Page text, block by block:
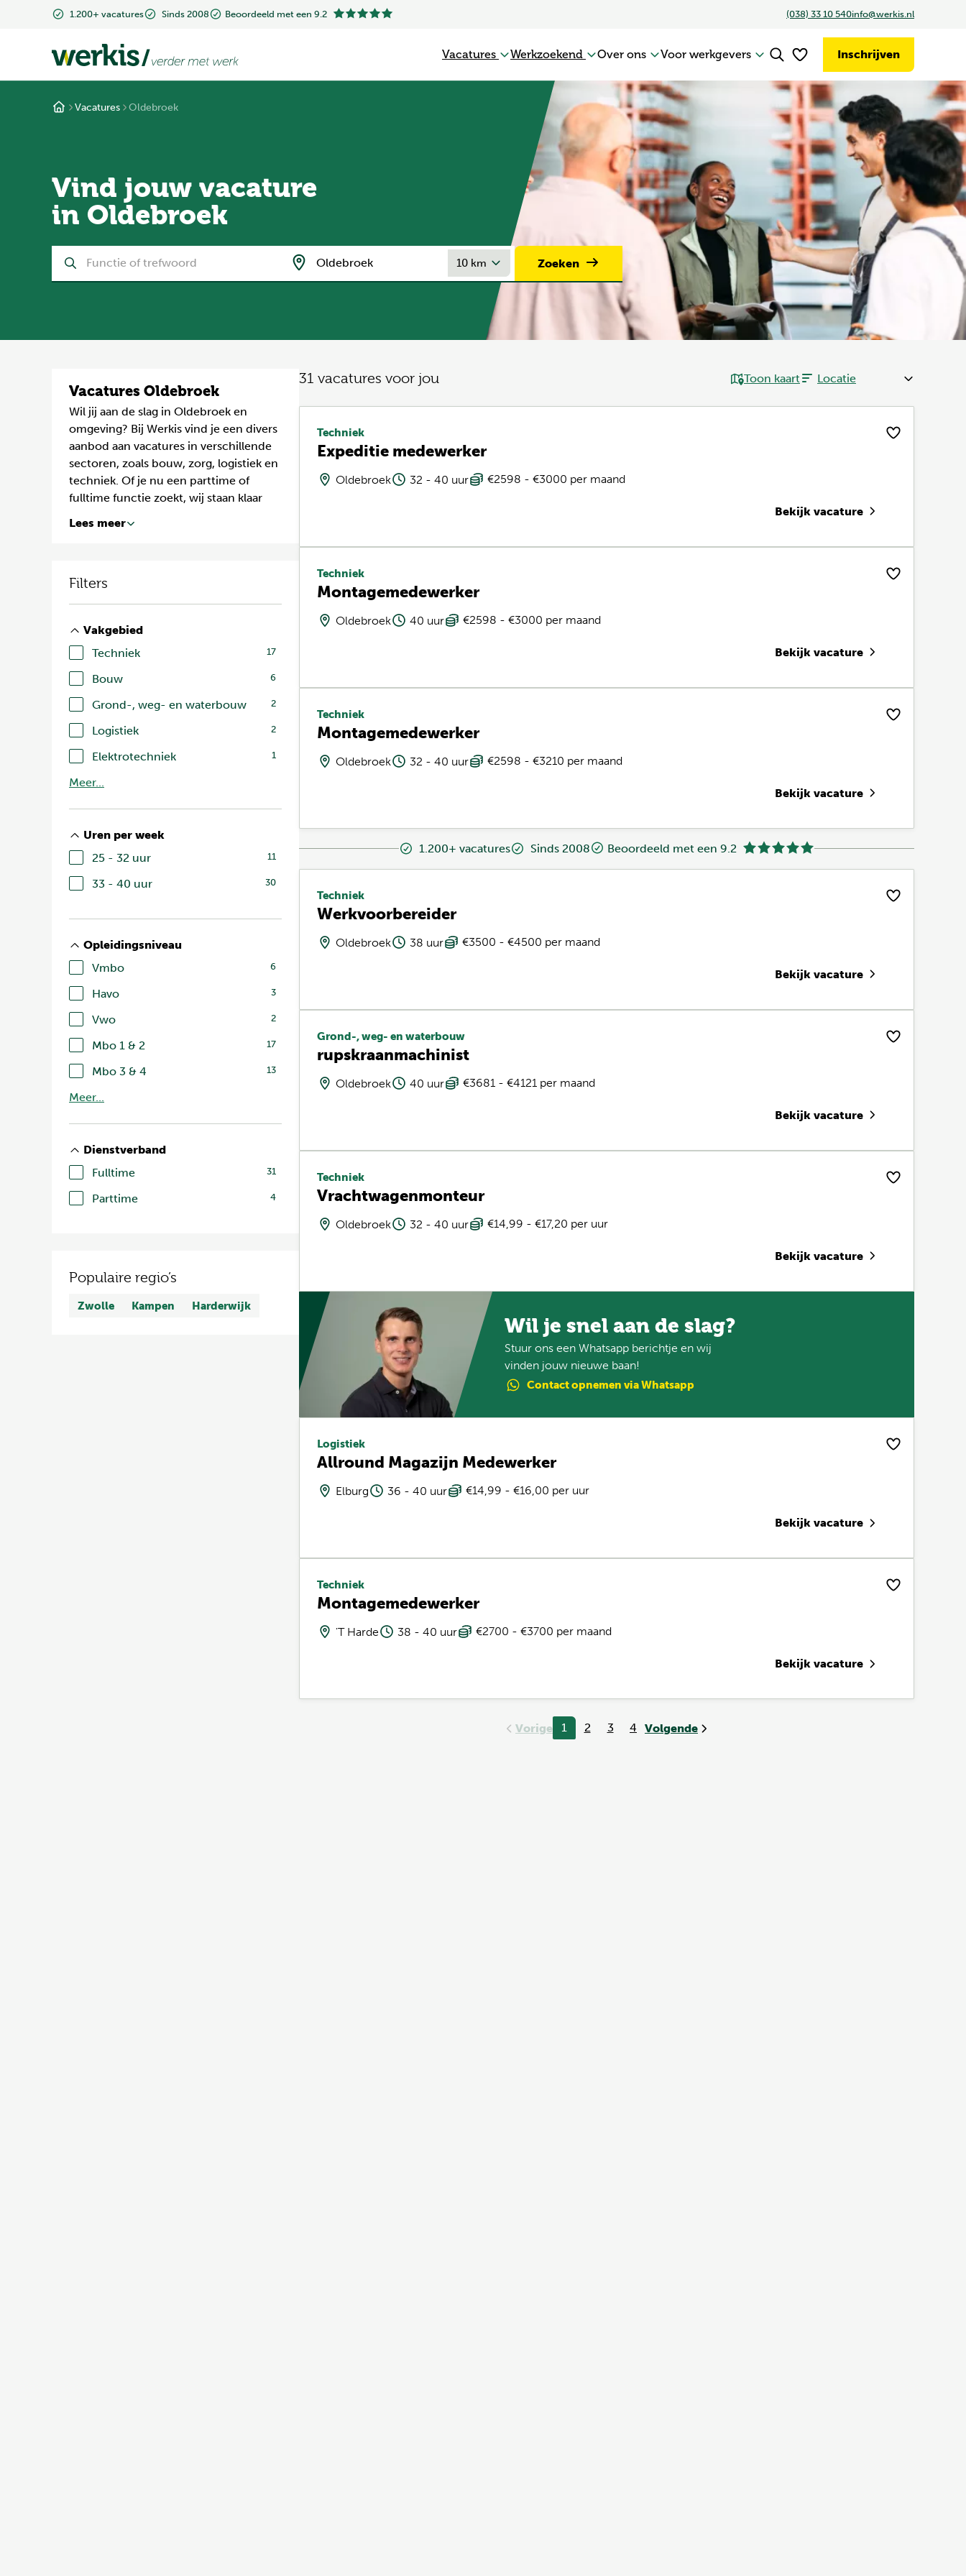
1.200+ vacatures Sinds 2008 Beoordeeld met een 9.2 (038) 33 10 540info@werkis.nl
Vacatures Werkzoekend Over ons Voor werkgevers Inschrijven
Vacatures Oldebroek
Vind jouw vacature
in Oldebroek
Zoeken
Vacatures Oldebroek
Wil jij aan de slag in Oldebroek en
omgeving? Bij Werkis vind je een divers
aanbod aan vacatures in verschillende
sectoren, zoals bouw, zorg, logistiek en
techniek. Of je nu een parttime of
fulltime functie zoekt, wij staan klaar
volgende stap in jouw carrière!
Lees meer
Filters
Vakgebied
Techniek
17
Bouw 6
Grond-, weg- en waterbouw 2
Logistiek 2
Elektrotechniek 1
Meer...
Uren per week
25 - 32 uur
11
33 - 40 uur 30
Opleidingsniveau
Vmbo
6
Havo 3
Vwo 2
Mbo 1 & 2 17
Mbo 3 & 4 13
Meer...
Dienstverband
Fulltime
31
Parttime 4
Populaire regio’s
Zwolle Kampen Harderwijk
31 vacatures voor jou Toon kaart
Techniek
Expeditie medewerker
Oldebroek 32 - 40 uur €2598 - €3000 per maand
Bekijk vacature
Techniek
Montagemedewerker
Oldebroek 40 uur €2598 - €3000 per maand
Bekijk vacature
Techniek
Montagemedewerker
Oldebroek 32 - 40 uur €2598 - €3210 per maand
Bekijk vacature
1.200+ vacatures Sinds 2008 Beoordeeld met een 9.2
Techniek
Werkvoorbereider
Oldebroek 38 uur €3500 - €4500 per maand
Bekijk vacature
Grond-, weg- en waterbouw
rupskraanmachinist
Oldebroek 40 uur €3681 - €4121 per maand
Bekijk vacature
Techniek
Vrachtwagenmonteur
Oldebroek 32 - 40 uur €14,99 - €17,20 per uur
Bekijk vacature
Wil je snel aan de slag?
Stuur ons een Whatsapp berichtje en wij
vinden jouw nieuwe baan!
Contactopnemen via Whatsapp
Logistiek
Allround Magazijn Medewerker
Elburg 36 - 40 uur €14,99 - €16,00 per uur
Bekijk vacature
Techniek
Montagemedewerker
't Harde 38 - 40 uur €2700 - €3700 per maand
Bekijk vacature
Vorige 1 2 3 4 Volgende